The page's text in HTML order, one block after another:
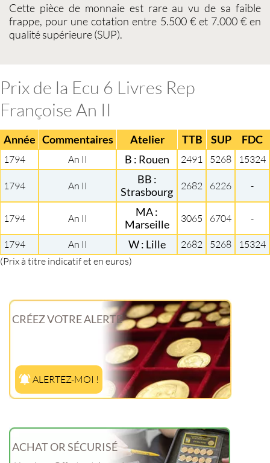
Cette pièce de monnaieest rare au vu de sa faible
frappe, pour une cotation entre 5.500 € et 7.000 € en
qualité supérieure (SUP).
Prix de la Ecu 6 Livres Rep
Françoise An II
Année Commentaires Atelier TTB SUP FDC
1794 An II B : Rouen 2491 5268 15324
1794 An II
BB :
Strasbourg
2682 6226 -
1794 An II
MA :
Marseille
3065 6704 -
1794 An II W : Lille 2682 5268
15324
(Prix à titre indicatif et en euros)
CRÉEZ VOTRE ALERTE
ALERTEZ-MOI !
ACHAT OR SÉCURISÉ